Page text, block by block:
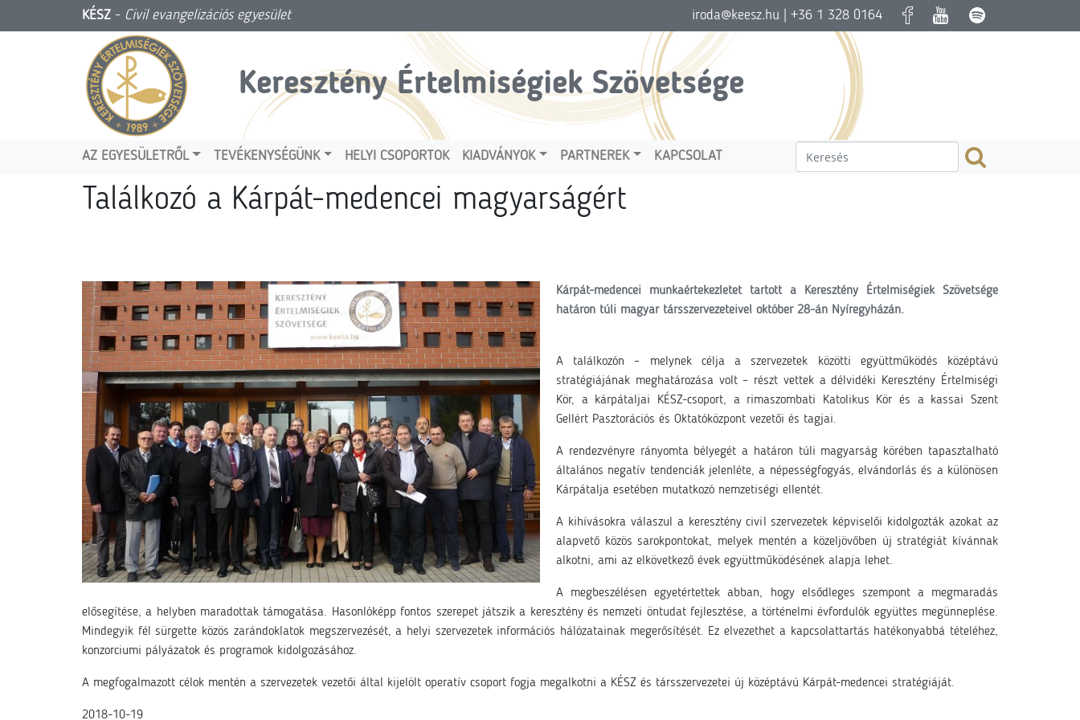
KÉSZ - Civil evangelizációs egyesület iroda@keesz.hu | +36 1 328 0164
Keresztény Értelmiségiek Szövetsége
AZ EGYESÜLETRŐL TEVÉKENYSÉGÜNK HELYI CSOPORTOK KIADVÁNYOK PARTNEREK KAPCSOLAT
Találkozó a Kárpát-medencei magyarságért
Kárpát-medencei munkaértekezletet tartott a Keresztény Értelmiségiek Szövetsége
határon túli magyar társszervezeteivel október 28-án Nyíregyházán.
A találkozón – melynek célja a szervezetek közötti együttműködés középtávú
stratégiájának meghatározása volt – részt vettek a délvidéki Keresztény Értelmiségi
Kör, a kárpátaljai KÉSZ-csoport, a rimaszombati Katolikus Kör és a kassai Szent
Gellért Pasztorációs és Oktatóközpont vezetői és tagjai.
A rendezvényre rányomta bélyegét a határon túli magyarság körében tapasztalható
általános negatív tendenciák jelenléte, a népességfogyás, elvándorlás és a különösen
Kárpátalja esetében mutatkozó nemzetiségi ellentét.
A kihívásokra válaszul a keresztény civil szervezetek képviselői kidolgozták azokat az
alapvető közös sarokpontokat, melyek mentén a közeljövőben új stratégiát kívánnak
alkotni, ami az elkövetkező évek együttműködésének alapja lehet.
A megbeszélésen egyetértettek abban, hogy elsődleges szempont a megmaradás
elősegítése, a helyben maradottak támogatása. Hasonlóképp fontos szerepet játszik a keresztény és nemzeti öntudat fejlesztése, a történelmi évfordulók együttes megünneplése.
Mindegyik fél sürgette közös zarándoklatok megszervezését, a helyi szervezetek információs hálózatainak megerősítését. Ez elvezethet a kapcsolattartás hatékonyabbá tételéhez,
konzorciumi pályázatok és programok kidolgozásához.
A megfogalmazott célok mentén a szervezetek vezetői által kijelölt operatív csoport fogja megalkotni a KÉSZ és társszervezetei új középtávú Kárpát-medencei stratégiáját.
2018-10-19